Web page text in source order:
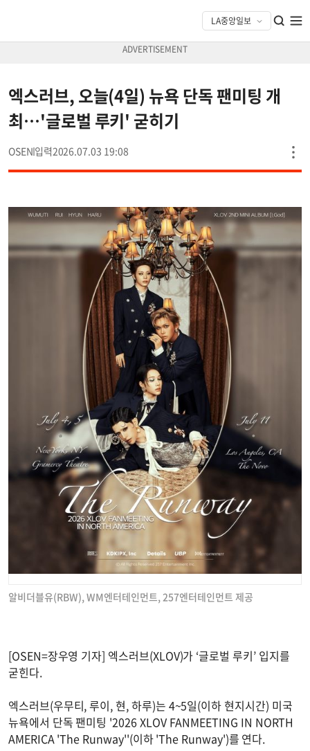
엑스러브, 오늘(4일) 뉴욕 단독 팬미팅 개
최…'글로벌 루키' 굳히기
OSEN 2026.07.03 19:08
알비더블유(RBW), WM엔터테인먼트, 257엔터테인먼트 제공
[OSEN=장우영 기자] 엑스러브(XLOV)가 ‘글로벌 루키’ 입지를
굳힌다.
엑스러브(우무티, 루이, 현, 하루)는 4~5일(이하 현지시간) 미국
뉴욕에서 단독 팬미팅 '2026 XLOV FANMEETING IN NORTH
AMERICA 'The Runway''(이하 'The Runway')를 연다.